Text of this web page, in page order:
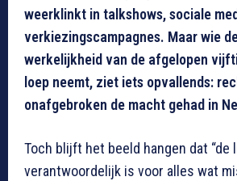
weerklinkt in talkshows, sociale
verkiezingscampagnes. Maar wie
werkelijkheid van de afgelopen
loep neemt, ziet iets opvallends:
onafgebroken de macht gehad in
Toch blijft het beeld hangen dat “de
verantwoordelijk is voor alles wat